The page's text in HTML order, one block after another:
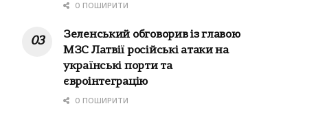
0 ПОШИРИТИ
Зеленський обговорив із главою
МЗС Латвії російські атаки на
українські порти та
євроінтеграцію
0 ПОШИРИТИ